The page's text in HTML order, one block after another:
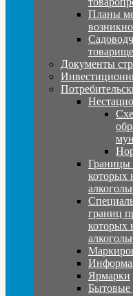
Планы
Документы
Границы
которых
границ
которых
Ярмарки
Бытовые